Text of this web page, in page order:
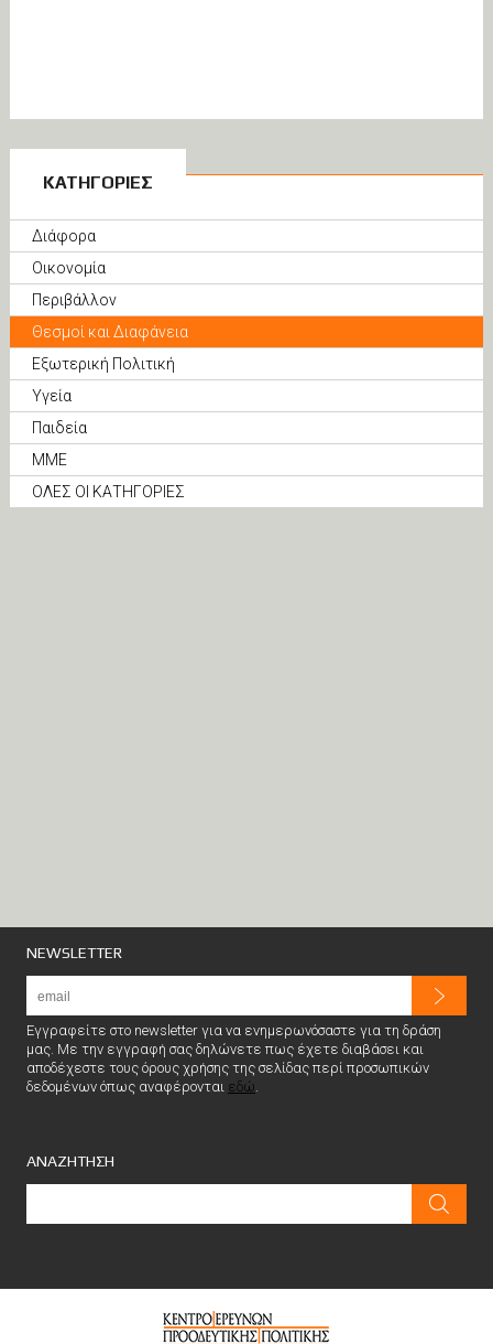
ΚΑΤΗΓΟΡΙΕΣ
Διάφορα
Οικονομία
Περιβάλλον
Θεσμοί και Διαφάνεια
Εξωτερική Πολιτική
Υγεία
Παιδεία
ΜΜΕ
ΟΛΕΣ ΟΙ ΚΑΤΗΓΟΡΙΕΣ
NEWSLETTER
Εγγραφείτε στο newsletter για να ενημερωνόσαστε για τη δράση
μας. Με την εγγραφή σας δηλώνετε πως έχετε διαβάσει και
αποδέχεστε τους όρους χρήσης της σελίδας περί προσωπικών
δεδομένων όπως αναφέρονται εδώ
ΑΝΑΖΗΤΗΣΗ